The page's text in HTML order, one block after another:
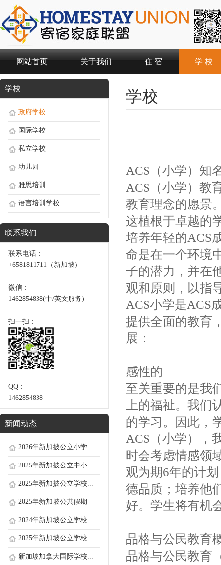
网站首页 关于我们 住 宿 学 校
学校
政府学校
国际学校
私立学校
幼儿园
雅思培训
语言培训学校
联系我们
联系电话：
+6581811711（新加坡）
微信：
1462854838(中/英文服务)
扫一扫：
QQ：
1462854838
新闻动态
2026年新加披公立小学...
2025年新加披公立中小...
2025年新加披公立学校...
2025年新加坡公共假期
2024年新加坡公立学校...
2025年新加坡公立学校...
新加坡加拿大国际学校...
学校
ACS（小学）知
ACS（小学）教
教育理念的愿景
这植根于卓越的
培养年轻的ACS
命是在一个环境
子的潜力，并在
观和原则，以指
ACS小学是ACS
提供全面的教育
展：
感性的
至关重要的是我
上的福祉。我们
的学习。因此，
ACS（小学），
时会考虑情感领
观为期6年的计
德品质；培养他
好。学生将有机
品格与公民教育
品格与公民教育